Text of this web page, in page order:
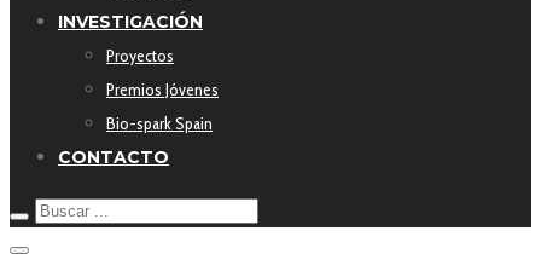
INVESTIGACIÓN
Proyectos
Premios Jóvenes
Bio-spark Spain
CONTACTO